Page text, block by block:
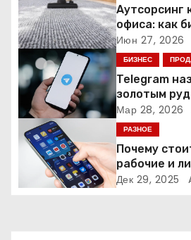
п
о
з
а
п
и
с
Аутсорсинг
офиса: как
время и
Июн 27, 2026
БИЗНЕС
Telegram
золотым
креаторов:
создают
Мар 28, 2026
РАЗНОЕ
Почему
рабочие и
— и чем
Дек 29, 2025